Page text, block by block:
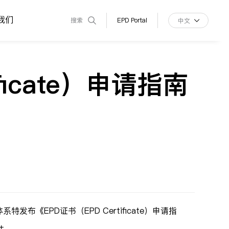
们 搜索 EPD Portal 中文
）申请指南
特发布《EPD证书（EPD Certificate）申请指